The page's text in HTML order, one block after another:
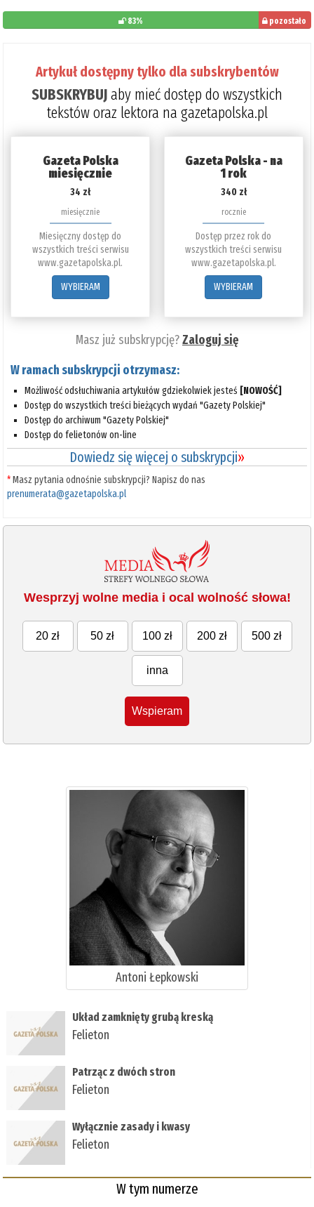
83%
pozostało
17%
Artykuł dostępny tylko dla subskrybentów
SUBSKRYBUJaby mieć dostęp do wszystkich
tekstów oraz lektora na gazetapolska.pl
Gazeta Polska
miesięcznie
34 zł
miesięcznie
Miesięczny dostęp do
wszystkich treści serwisu
www.gazetapolska.pl.
WYBIERAM
Gazeta Polska - na
1 rok
340 zł
rocznie
Dostęp przez rok do
wszystkich treści serwisu
www.gazetapolska.pl.
WYBIERAM
Masz już subskrypcję?Zaloguj się
W ramach subskrypcji otrzymasz:
Możliwość odsłuchiwania artykułów gdziekolwiek jesteś [NOWOŚĆ]
Dostęp do wszystkich treści bieżących wydań "Gazety Polskiej"
Dostęp do archiwum "Gazety Polskiej"
Dostęp do felietonów on-line
Dowiedz się więcej o subskrypcji»
*Masz pytania odnośnie subskrypcji? Napisz do nas
prenumerata@gazetapolska.pl
Wesprzyj wolne media i ocal wolność słowa!
20 zł 50 zł 100 zł 200 zł 500 zł
inna
Wspieram
Antoni Łepkowski
Układ zamknięty grubą kreską
Felieton
Patrząc z dwóch stron
Felieton
Wyłącznie zasady i kwasy
Felieton
W tym numerze